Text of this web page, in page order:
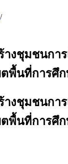
/
งชุมชนกา
พื้นที่การศึ
งชุมชนกา
พื้นที่การศึ